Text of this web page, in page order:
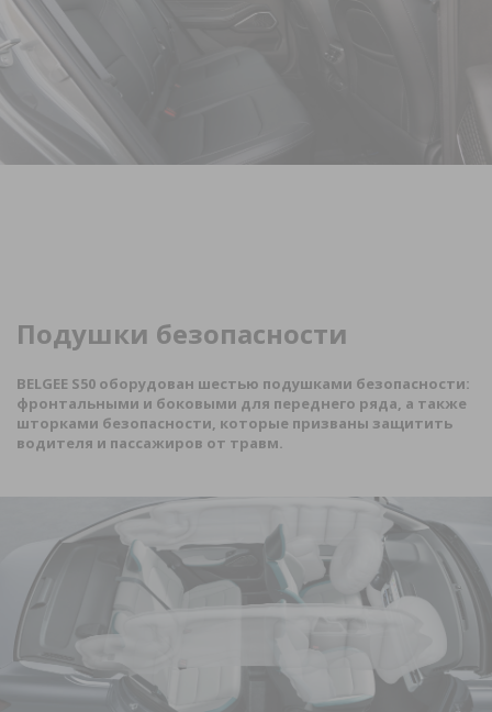
Подушки безопасности
BELGEE S50 оборудован шестью подушками безопасности:
фронтальными и боковыми для переднего ряда, а также
шторками безопасности, которые призваны защитить
водителя и пассажиров от травм.